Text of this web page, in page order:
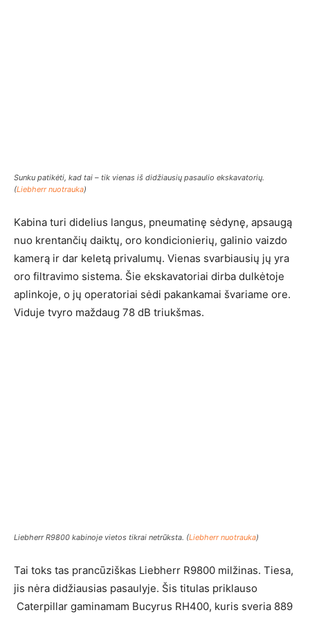
Sunku patikėti, kad tai – tik vienas iš didžiausių pasaulio ekskavatorių.
(Liebherr nuotrauka)
Kabina turi didelius langus, pneumatinę sėdynę, apsaugą
nuo krentančių daiktų, oro kondicionierių, galinio vaizdo
kamerą ir dar keletą privalumų. Vienas svarbiausių jų yra
oro filtravimo sistema. Šie ekskavatoriai dirba dulkėtoje
aplinkoje, o jų operatoriai sėdi pakankamai švariame ore.
Viduje tvyro maždaug 78 dB triukšmas.
Liebherr R9800 kabinoje vietos tikrai netrūksta. (Liebherr nuotrauka)
Tai toks tas prancūziškas Liebherr R9800 milžinas. Tiesa,
jis nėra didžiausias pasaulyje. Šis titulas priklauso
Caterpillar gaminamam Bucyrus RH400, kuris sveria 889